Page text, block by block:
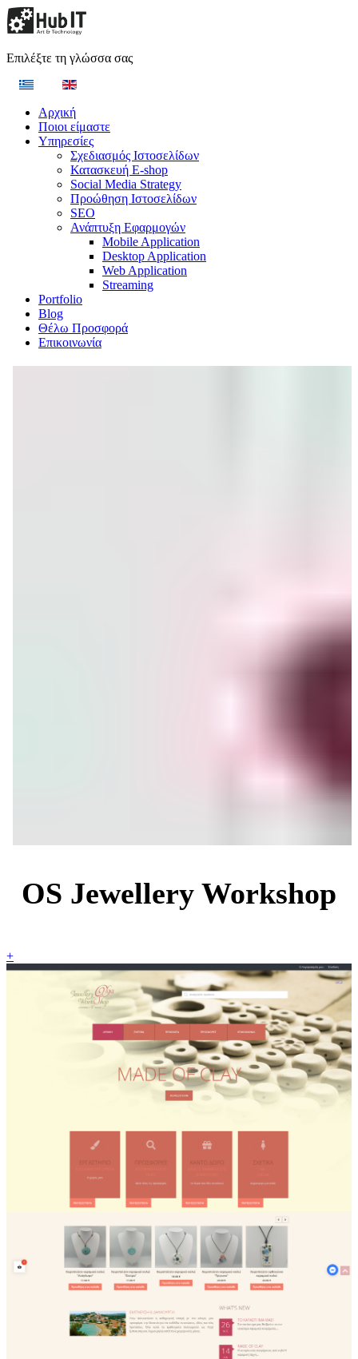
Επιλέξτε τη γλώσσα σας
Αρχική
Ποιοι είμαστε
Υπηρεσίες
Σχεδιασμός Ιστοσελίδων
Κατασκευή E-shop
Social Media Strategy
Προώθηση Ιστοσελίδων
SEO
Ανάπτυξη Εφαρμογών
Mobile Application
Desktop Application
Web Application
Streaming
Portfolio
Blog
Θέλω Προσφορά
Επικοινωνία
OS Jewellery Workshop
+